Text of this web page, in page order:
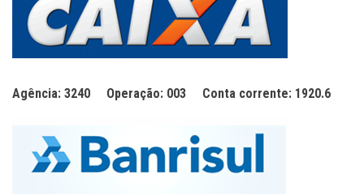
Agência: 3240 Operação: 003 Conta corrente: 1920.6